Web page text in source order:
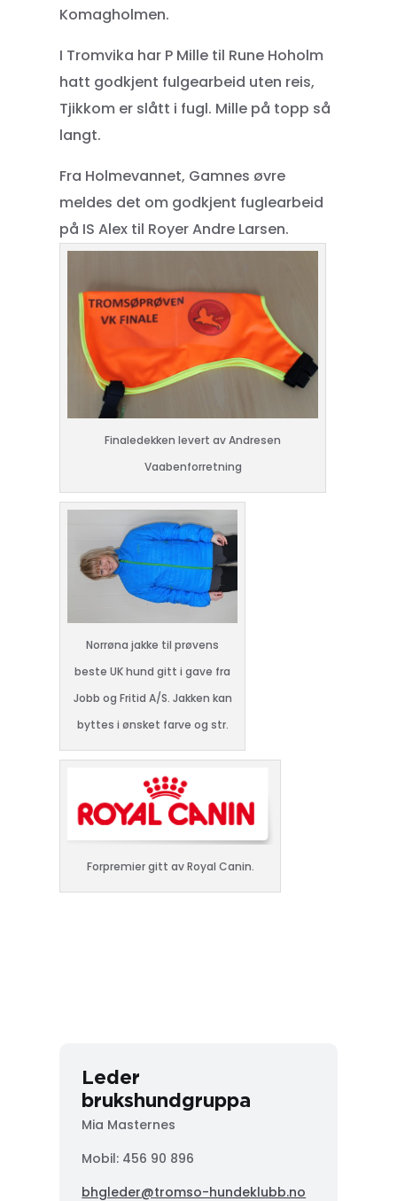
Komagholmen.
I Tromvika har P Mille til Rune Hoholm
hatt godkjent fulgearbeid uten reis,
Tjikkom er slått i fugl. Mille på topp så
langt.
Fra Holmevannet, Gamnes øvre
meldes det om godkjent fuglearbeid
på IS Alex til Royer Andre Larsen.
Finaledekken levert av Andresen
Vaabenforretning
Norrøna jakke til prøvens
beste UK hund gitt i gave fra
Jobb og Fritid A/S. Jakken kan
byttes i ønsket farve og str.
Forpremier gitt av Royal Canin.
Leder
brukshundgruppa
Mia Masternes
Mobil: 456 90 896
bhgleder@tromso-hundeklubb.no